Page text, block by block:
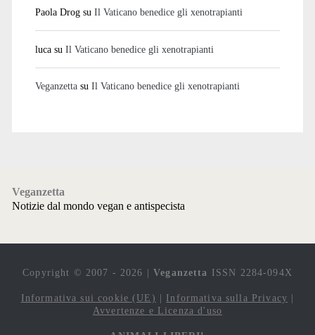
Paola Drogsu Il Vaticano benedice gli xenotrapianti
lucasu Il Vaticano benedice gli xenotrapianti
Veganzettasu Il Vaticano benedice gli xenotrapianti
Veganzetta
Notizie dal mondo vegan e antispecista
Copyright © 2007 - 2026 |Veganzetta ISSN 2284-094X
Informativa sui cookie (UE) | Informativa sulla Privacy |
Avvertenze e Licenza d'uso